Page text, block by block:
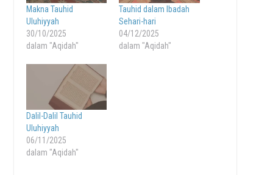
Makna Tauhid
Uluhiyyah
30/10/2025
dalam "Aqidah"
Tauhid dalam Ibadah
Sehari-hari
04/12/2025
dalam "Aqidah"
Dalil-Dalil Tauhid
Uluhiyyah
06/11/2025
dalam "Aqidah"